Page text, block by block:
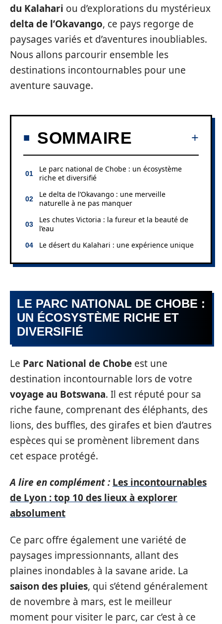
du Kalahari ou d’explorations du mystérieux
delta de l’Okavango, ce pays regorge de
paysages variés et d’aventures inoubliables.
Nous allons parcourir ensemble les
destinations incontournables pour une
aventure sauvage.
SOMMAIRE
Le parc national de Chobe : un écosystème
riche et diversifié
Le delta de l’Okavango : une merveille
naturelle à ne pas manquer
Les chutes Victoria : la fureur et la beauté de
l’eau
Le désert du Kalahari : une expérience unique
LE PARC NATIONAL DE CHOBE :
UN ÉCOSYSTÈME RICHE ET
DIVERSIFIÉ
Le Parc National de Chobe est une
destination incontournable lors de votre
voyage au Botswana. Il est réputé pour sa
riche faune, comprenant des éléphants, des
lions, des buffles, des girafes et bien d’autres
espèces qui se promènent librement dans
cet espace protégé.
A lire en complément : Les incontournables
de Lyon : top 10 des lieux à explorer
absolument
Ce parc offre également une variété de
paysages impressionnants, allant des
plaines inondables à la savane aride. La
saison des pluies, qui s’étend généralement
de novembre à mars, est le meilleur
moment pour visiter le parc, car c’est à ce